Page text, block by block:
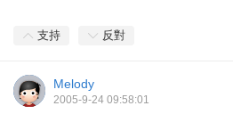
支持 反對
Melody
2005-9-24 09:58:01